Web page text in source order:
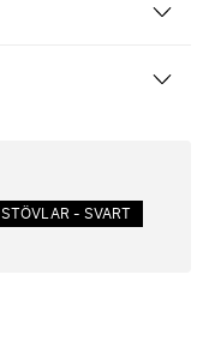
STÖVLAR - SVART